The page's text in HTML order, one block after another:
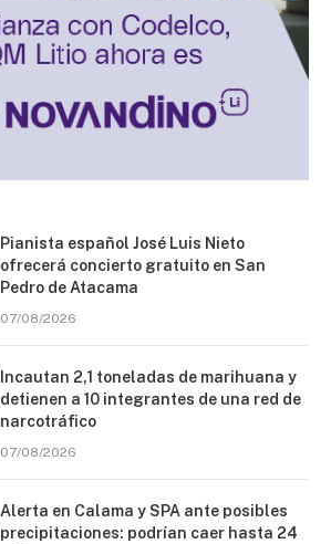
Pianista español José Luis Nieto
ofrecerá concierto gratuito en San
Pedro de Atacama
07/08/2026
Incautan 2,1 toneladas de marihuana y
detienen a 10 integrantes de una red de
narcotráfico
07/08/2026
Alerta en Calama y SPA ante posibles
precipitaciones: podrían caer hasta 24